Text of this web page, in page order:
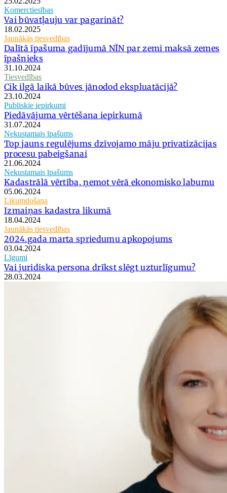
Komerctiesības
Vai būvatļauju var pagarināt?
18.02.2025
Jaunākās tiesvedības
Dalītā īpašuma gadījumā NĪN par zemi maksā zemes
īpašnieks
31.10.2024
Tiesvedības
Cik ilgā laikā būves jānodod ekspluatācijā?
23.10.2024
Publiskie iepirkumi
Piedāvājuma vērtēšana iepirkumā
31.07.2024
Nekustamais īpašums
Top jauns regulējums dzīvojamo māju privatizācijas
procesu pabeigšanai
21.06.2024
Nekustamais īpašums
Kadastrālā vērtība, ņemot vērā ekonomisko labumu
05.06.2024
Likumdošana
Izmaiņas kadastra likumā
18.04.2024
Jaunākās tiesvedības
2024.gada marta spriedumu apkopojums
03.04.2024
Līgumi
Vai juridiska persona drīkst slēgt uzturlīgumu?
28.03.2024